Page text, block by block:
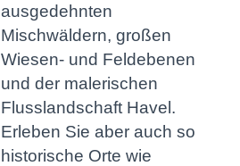
ausgedehnten
Mischwäldern, großen
Wiesen- und Feldebenen
und der malerischen
Flusslandschaft Havel.
Erleben Sie aber auch so
historische Orte wie